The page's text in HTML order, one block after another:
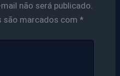
não será publicado.
são marcados com *